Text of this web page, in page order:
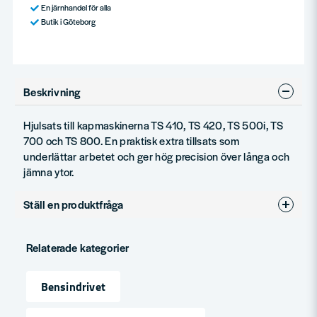
En järnhandel för alla
Butik i Göteborg
Beskrivning
Hjulsats till kapmaskinerna TS 410, TS 420, TS 500i, TS
700 och TS 800. En praktisk extra tillsats som
underlättar arbetet och ger hög precision över långa och
jämna ytor.
Ställ en produktfråga
Fråga oss något om denna produkten...
Relaterade kategorier
Bensindrivet